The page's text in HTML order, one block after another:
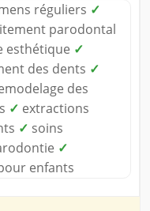
réguliers ✓
parodontal
esthétique ✓
des dents ✓
des
✓ extractions
✓ soins
✓
enfants